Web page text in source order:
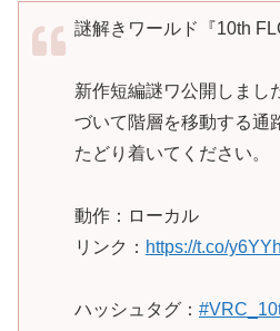
謎解きワールド『10th
新作短編謎ワ公開しまし
づいて階層を移動する通
たどり着いてください。
動作：ローカル
リンク： https://t.co/
ハッシュタグ：